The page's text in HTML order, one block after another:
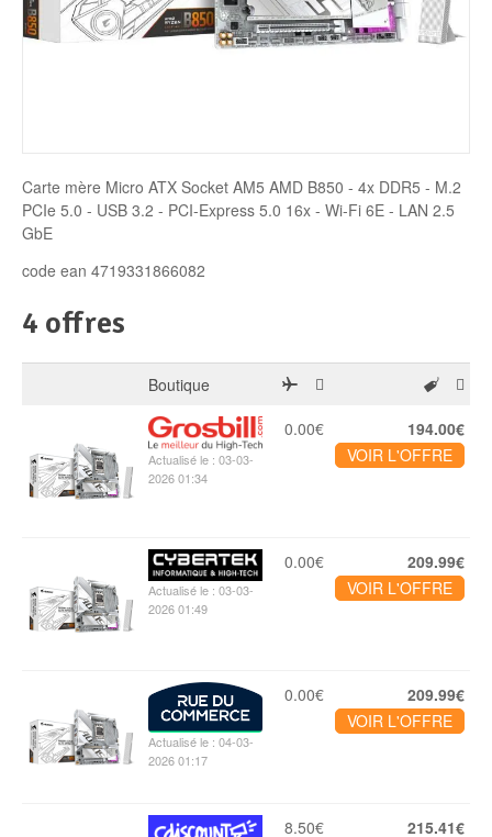
Disque SSD
Carte mère Micro ATX Socket AM5 AMD B850 - 4x DDR5 - M.2
PCIe 5.0 - USB 3.2 - PCI-Express 5.0 16x - Wi-Fi 6E - LAN 2.5
GbE
code ean 4719331866082
4 offres
Boutique
Actualisé le : 03-03-
2026 01:34
0.00€
194.00€
VOIR L'OFFRE
Actualisé le : 03-03-
2026 01:49
0.00€
209.99€
VOIR L'OFFRE
Actualisé le : 04-03-
2026 01:17
0.00€
209.99€
VOIR L'OFFRE
8.50€
215.41€